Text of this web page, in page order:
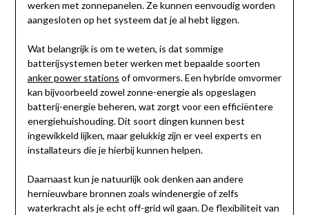
werken met zonnepanelen. Ze kunnen eenvoudig worden
aangesloten op het systeem dat je al hebt liggen.
Wat belangrijk is om te weten, is dat sommige
batterijsystemen beter werken met bepaalde soorten
anker power stations of omvormers. Een hybride omvormer
kan bijvoorbeeld zowel zonne-energie als opgeslagen
batterij-energie beheren, wat zorgt voor een efficiëntere
energiehuishouding. Dit soort dingen kunnen best
ingewikkeld lijken, maar gelukkig zijn er veel experts en
installateurs die je hierbij kunnen helpen.
Daarnaast kun je natuurlijk ook denken aan andere
hernieuwbare bronnen zoals windenergie of zelfs
waterkracht als je echt off-grid wil gaan. De flexibiliteit van